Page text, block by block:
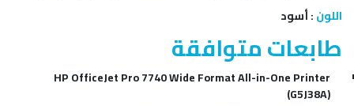
اللون:أسود
طابعات متوافقة
HP OfficeJet Pro 7740 Wide Format All-in-One Printer
(G5J38A)